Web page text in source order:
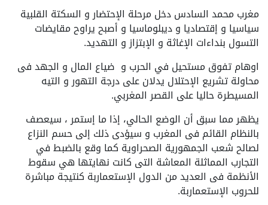
مغرب محمد السادس دخل مرحلة الإحتضار و السكتة القلبية
سياسيا و إقتصاديا و ديبلوماسيا و أصبح يراوح مقايضات
التسول بنداءات الإغاثة و الإبتزاز و التهديد.
اوهام تفوق مستحيل في الحرب و ضياع المال و الجهد فى
محاولة تشريع الإحتلال يدلان على درجة التهور و التيه
المسيطرة حاليا على القصر المغربي.
يظهر مما سبق أن الوضع الحالي، إذا ما إستمر ، سيعصف
بالنظام القائم فى المغرب و سيؤدى ذلك إلى حسم النزاع
لصالح شعب الجمهورية الصحراوية كما وقع بالضبط في
التجارب المماثلة المعاشة التى كانت نهايتها هي سقوط
الأنظمة فى العديد من الدول الإستعماربة كنتيجة مباشرة
للحروب الإستعماربة.